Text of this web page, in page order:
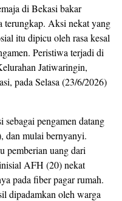
di Bekasi bakar
terungkap. Aksi nekat yang
itu dipicu oleh rasa kesal
Peristiwa terjadi di
Jatiwaringin,
pada Selasa (23/6/2026)
pengamen datang
dan mulai bernyanyi.
pemberian uang dari
AFH (20) nekat
pada fiber pagar rumah.
dipadamkan oleh warga